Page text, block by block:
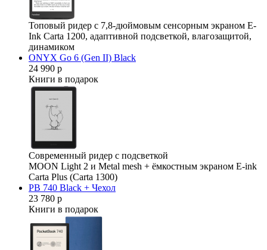
Топовый ридер с 7,8-дюймовым сенсорным экраном E-
Ink Carta 1200, адаптивной подсветкой, влагозащитой,
динамиком
ONYX Go 6 (Gen II) Black
24 990 р
Книги в подарок
Современный ридер с подсветкой
MOON Light 2 и Metal mesh + ёмкостным экраном E-ink
Carta Plus (Carta 1300)
PB 740 Black + Чехол
23 780 р
Книги в подарок